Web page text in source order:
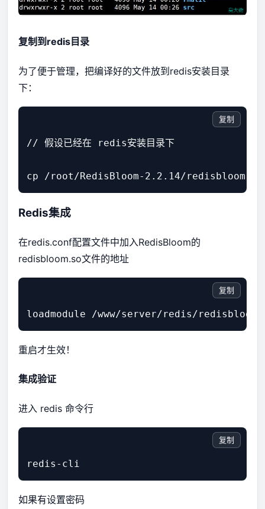
复制到redis目录
为了便于管理，把编译好的文件放到redis安装目录
下：
// 假设已经在 redis安装目录下
复制
Redis集成
在redis.conf配置文件中加入RedisBloom的
redisbloom.so文件的地址
复制
重启才生效！
集成验证
进入 redis 命令行
复制
如果有设置密码